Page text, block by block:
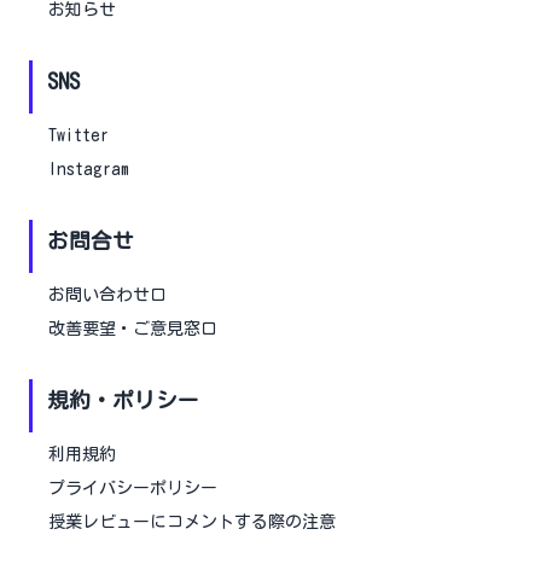
お知らせ
SNS
Twitter
Instagram
お問合せ
お問い合わせ口
改善要望・ご意見窓口
規約・ポリシー
利用規約
プライバシーポリシー
授業レビューにコメントする際の注意